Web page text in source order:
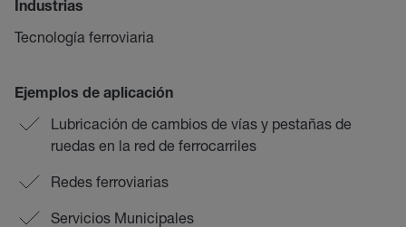
Industrias
Tecnología ferroviaria
Ejemplos de aplicación
Lubricación de cambios de vías y pestañas de
ruedas en la red de ferrocarriles
Redes ferroviarias
Servicios Municipales